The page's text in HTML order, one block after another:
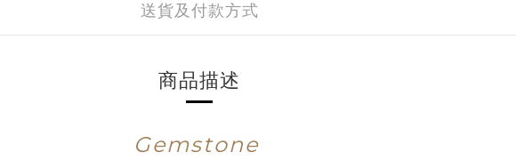
送貨及付款方式
商品描述
Gemstone